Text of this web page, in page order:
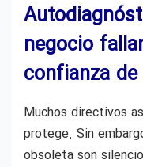
negocio
confianza de
Muchos directivos
protege. Sin
obsoleta son